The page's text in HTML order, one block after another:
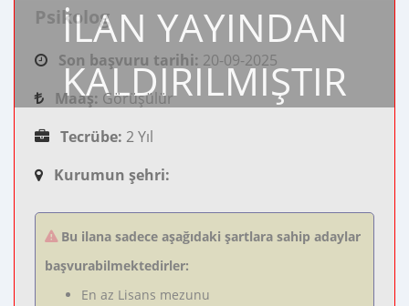
İLAN YAYINDAN
KALDIRILMIŞTIR
Psikolog
Son başvuru tarihi: 20-09-2025
Maaş: Görüşülür
Tecrübe: 2 Yıl
Kurumun şehri:
Bu ilana sadece aşağıdaki şartlara sahip adaylar
başvurabilmektedirler:
En az Lisans mezunu